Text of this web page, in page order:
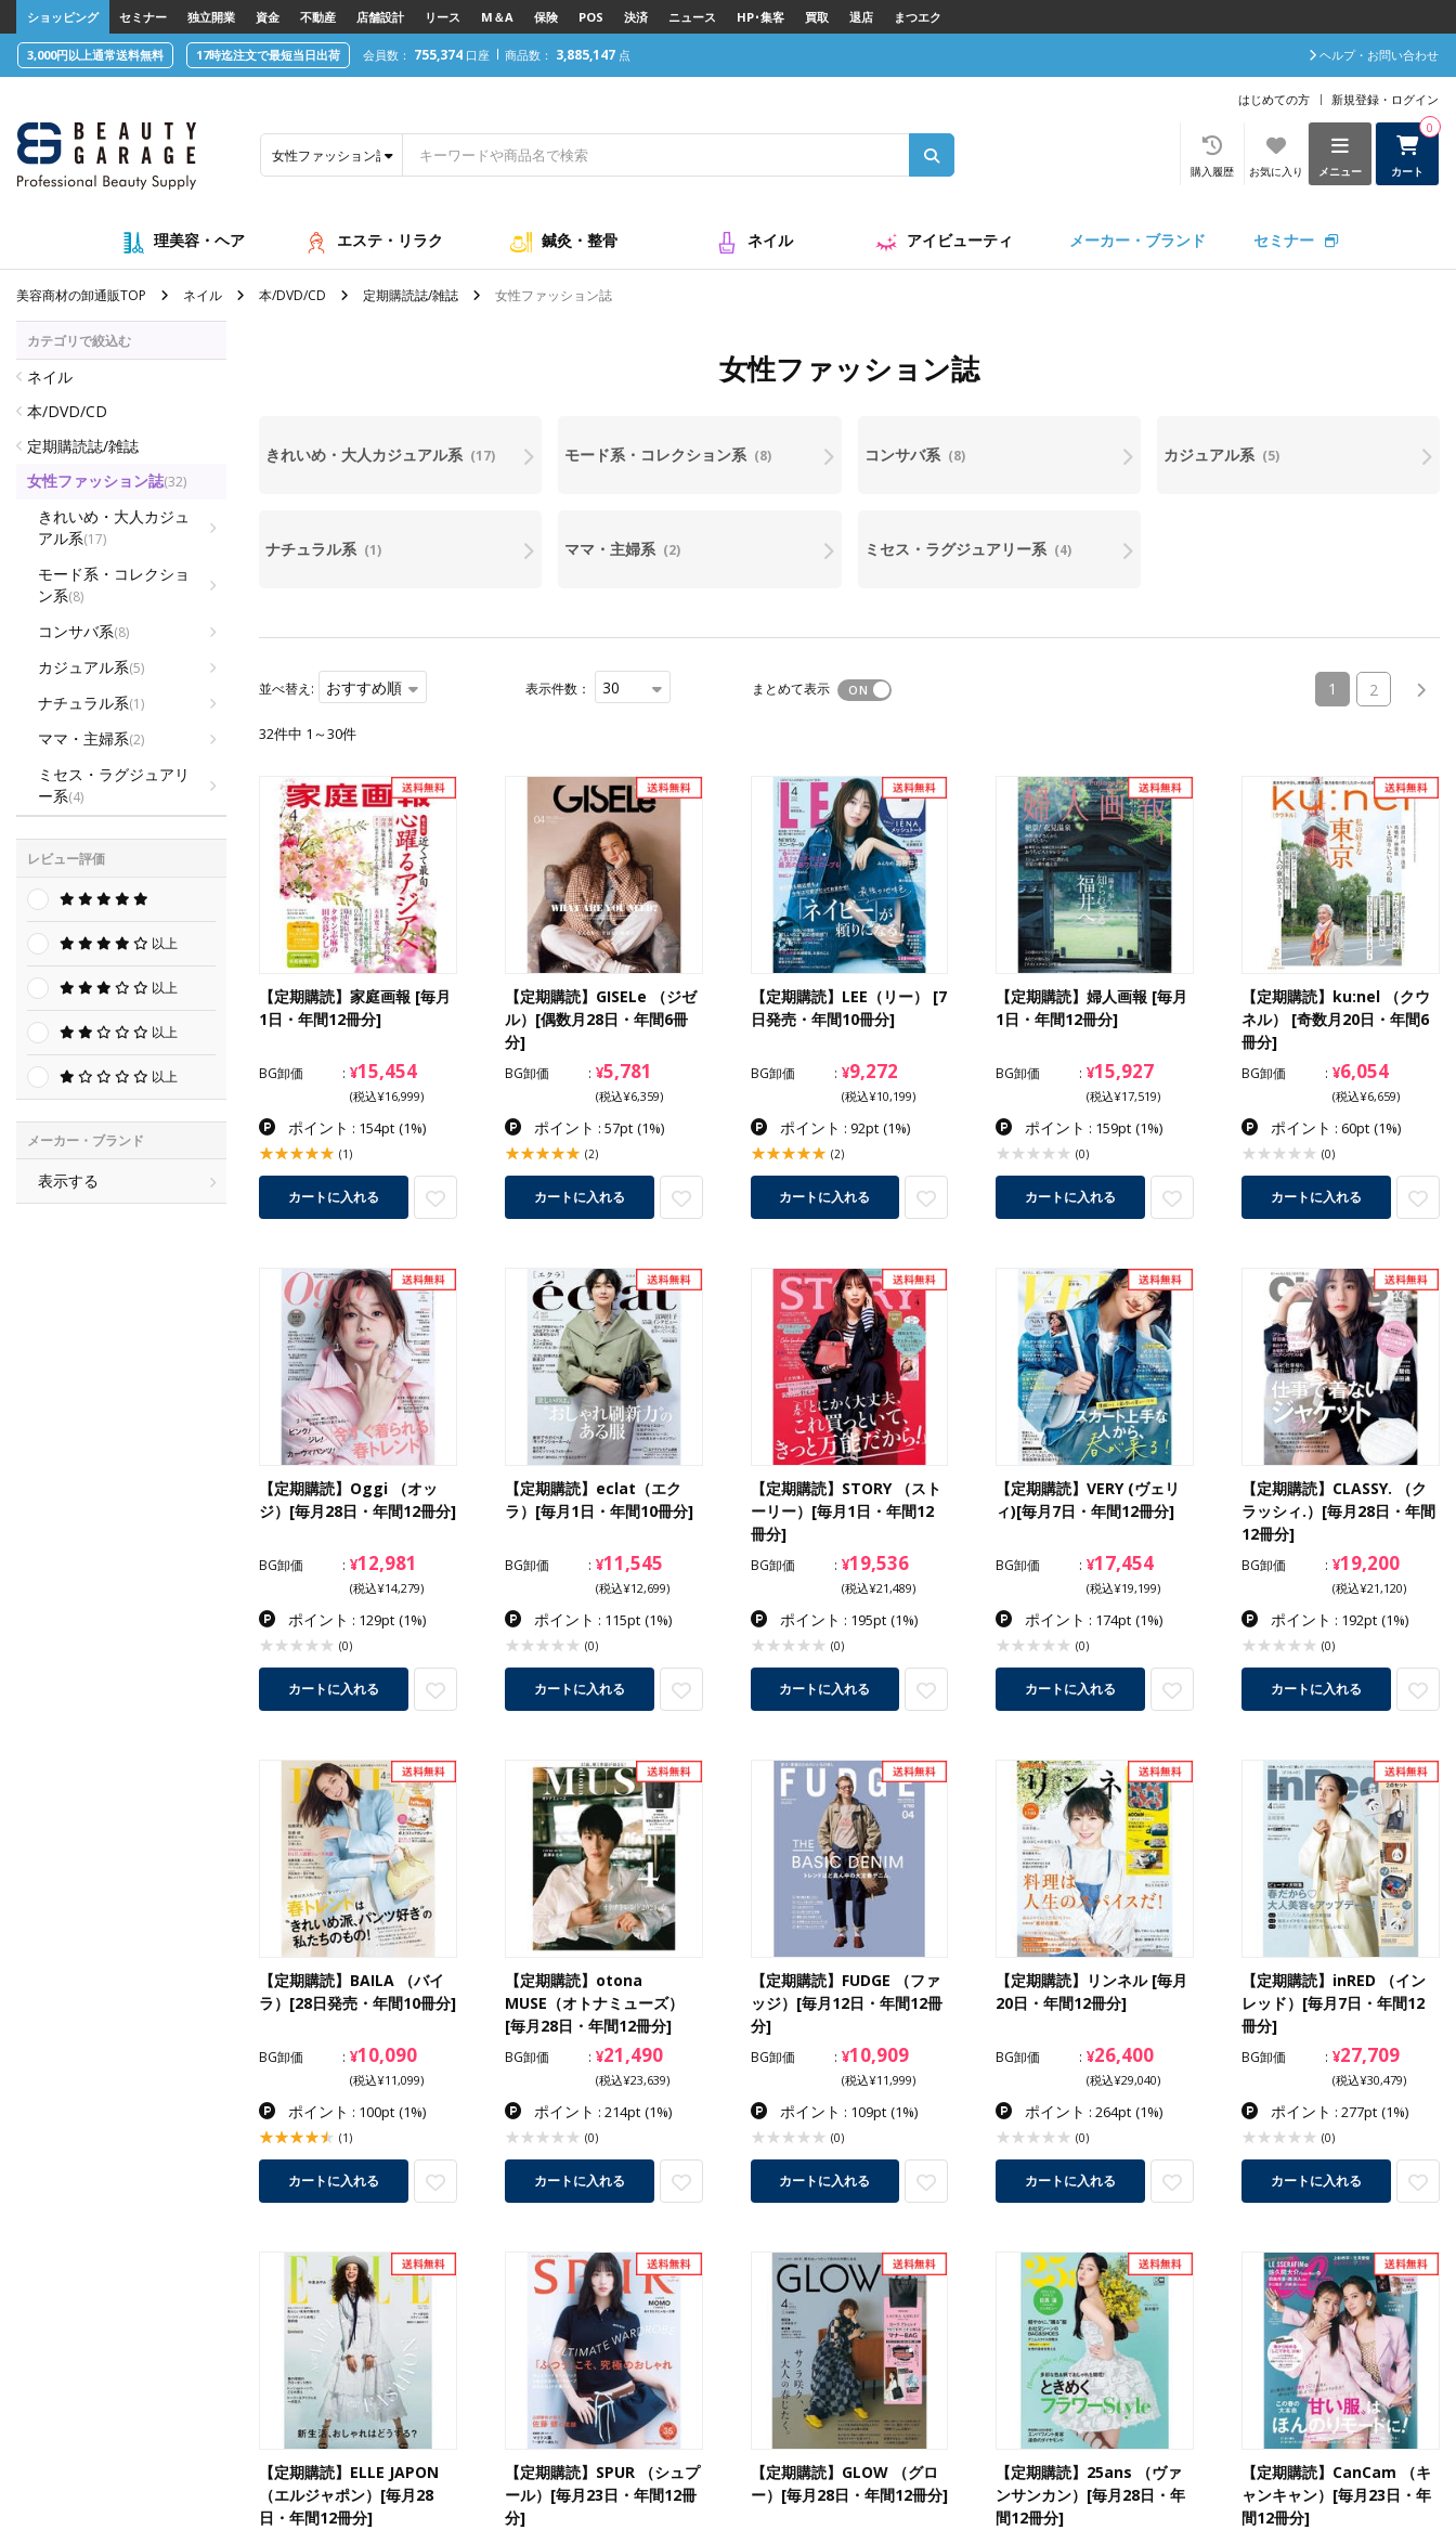
text.skipToContent
text.skipToNavigation
ショッピング セミナー 独立開業 資金 不動産 店舗設計 リース M＆A 保険 POS 決済 ニュース HP･集客 買取 退店 まつエク
3,000円以上通常送料無料 17時迄注文で最短当日出荷 会員数： 755,374 口座 商品数： 3,885,147 点 ヘルプ・お問い合わせ
はじめての方 新規登録・ログイン
カート
0
メニュー
お気に入り
購入履歴
女性ファッション誌
理美容・ヘア エステ・リラク 鍼灸・整骨 ネイル アイビューティ メーカー・ブランド セミナー
美容商材の卸通販TOP ネイル 本/DVD/CD 定期購読誌/雑誌 女性ファッション誌
カテゴリで絞込む
ネイル
本/DVD/CD
定期購読誌/雑誌
女性ファッション誌(32)
きれいめ・大人カジュ
アル系(17)
モード系・コレクショ
ン系(8)
コンサバ系(8)
カジュアル系(5)
ナチュラル系(1)
ママ・主婦系(2)
ミセス・ラグジュアリ
ー系(4)
レビュー評価
以上
以上
以上
以上
メーカー・ブランド
表示する
女性ファッション誌
きれいめ・大人カジュアル系 (17) モード系・コレクション系 (8) コンサバ系 (8) カジュアル系 (5)
ナチュラル系 (1) ママ・主婦系 (2) ミセス・ラグジュアリー系 (4)
並べ替え: おすすめ順 表示件数： 30 まとめて表示 1 (current)
2
32件中 1～30件
【定期購読】家庭画報 [毎月
1日・年間12冊分]
BG卸価 ¥15,454
(税込¥16,999)
ポイント : 154pt (1%)
(1)
カートに入れる
【定期購読】GISELe （ジゼ
ル）[偶数月28日・年間6冊
分]
BG卸価 ¥5,781
(税込¥6,359)
ポイント : 57pt (1%)
(2)
カートに入れる
【定期購読】LEE（リー） [7
日発売・年間10冊分]
BG卸価 ¥9,272
(税込¥10,199)
ポイント : 92pt (1%)
(2)
カートに入れる
【定期購読】婦人画報 [毎月
1日・年間12冊分]
BG卸価 ¥15,927
(税込¥17,519)
ポイント : 159pt (1%)
(0)
カートに入れる
【定期購読】ku:nel （クウ
ネル） [奇数月20日・年間6
冊分]
BG卸価 ¥6,054
(税込¥6,659)
ポイント : 60pt (1%)
(0)
カートに入れる
【定期購読】Oggi （オッ
ジ）[毎月28日・年間12冊分]
BG卸価 ¥12,981
(税込¥14,279)
ポイント : 129pt (1%)
(0)
カートに入れる
【定期購読】eclat（エク
ラ）[毎月1日・年間10冊分]
BG卸価 ¥11,545
(税込¥12,699)
ポイント : 115pt (1%)
(0)
カートに入れる
【定期購読】STORY （スト
ーリー）[毎月1日・年間12
冊分]
BG卸価 ¥19,536
(税込¥21,489)
ポイント : 195pt (1%)
(0)
カートに入れる
【定期購読】VERY (ヴェリ
ィ)[毎月7日・年間12冊分]
BG卸価 ¥17,454
(税込¥19,199)
ポイント : 174pt (1%)
(0)
カートに入れる
【定期購読】CLASSY. （ク
ラッシィ.）[毎月28日・年間
12冊分]
BG卸価 ¥19,200
(税込¥21,120)
ポイント : 192pt (1%)
(0)
カートに入れる
【定期購読】BAILA （バイ
ラ）[28日発売・年間10冊分]
BG卸価 ¥10,090
(税込¥11,099)
ポイント : 100pt (1%)
(1)
カートに入れる
【定期購読】otona
MUSE（オトナミューズ）
[毎月28日・年間12冊分]
BG卸価 ¥21,490
(税込¥23,639)
ポイント : 214pt (1%)
(0)
カートに入れる
【定期購読】FUDGE （ファ
ッジ）[毎月12日・年間12冊
分]
BG卸価 ¥10,909
(税込¥11,999)
ポイント : 109pt (1%)
(0)
カートに入れる
【定期購読】リンネル [毎月
20日・年間12冊分]
BG卸価 ¥26,400
(税込¥29,040)
ポイント : 264pt (1%)
(0)
カートに入れる
【定期購読】inRED （イン
レッド）[毎月7日・年間12
冊分]
BG卸価 ¥27,709
(税込¥30,479)
ポイント : 277pt (1%)
(0)
カートに入れる
【定期購読】ELLE JAPON
（エルジャポン）[毎月28
日・年間12冊分]
【定期購読】SPUR （シュプ
ール）[毎月23日・年間12冊
分]
【定期購読】GLOW （グロ
ー）[毎月28日・年間12冊分]
【定期購読】25ans （ヴァ
ンサンカン）[毎月28日・年
間12冊分]
【定期購読】CanCam （キ
ャンキャン）[毎月23日・年
間12冊分]